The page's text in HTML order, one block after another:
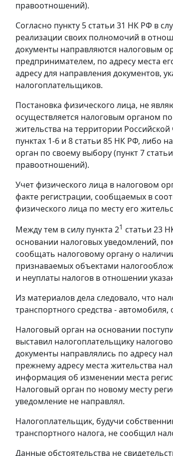
правоотношений).
Согласно пункту 5 статьи 31 НК РФ в
реализации своих полномочий в
документы направляются налоговым
предпринимателем, по адресу места
адресу для направления документов,
налогоплательщиков.
Постановка физического лица, не
осуществляется налоговым органом
жительства на территории
пунктах 1-6 и 8 статьи 85 НК РФ, либо
орган по своему выбору (пункт 7
правоотношений).
Учет физического лица в налоговом
факте регистрации, сообщаемых в
физического лица по месту его
Между тем в силу пункта 21 статьи 23
основании налоговых уведомлений,
сообщать налоговому органу о
признаваемых объектами
и неуплаты налогов в отношении
Из материалов дела следовало, что
транспортного средства -
Налоговый орган на основании
выставил налогоплательщику
документы направлялись по адресу
прежнему адресу места жительства
информация об изменении места
Налоговый орган по новому месту
уведомление не направлял.
Налогоплательщик, будучи
транспортного налога, не сообщил
Данные обстоятельства не